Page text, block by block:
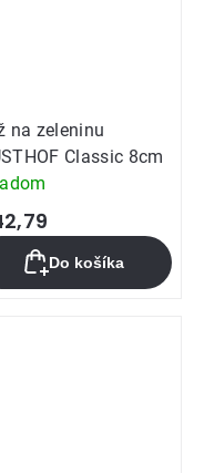
na zeleninu
Classic 8cm
Do košíka